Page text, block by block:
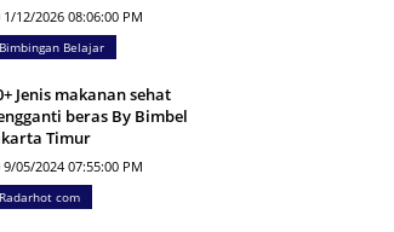
1/12/2026 08:06:00 PM
Bimbingan Belajar
Jenis makanan sehat
beras By Bimbel
Timur
9/05/2024 07:55:00 PM
Radarhot com